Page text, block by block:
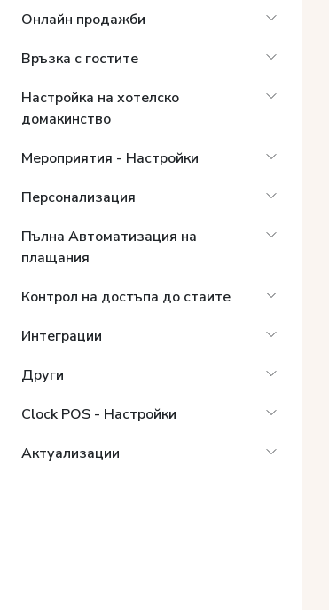
Онлайн продажби
Връзка с гостите
Настройка на хотелско
домакинство
Мероприятия - Настройки
Персонализация
Пълна Автоматизация на
плащания
Контрол на достъпа до стаите
Интеграции
Други
Clock POS - Настройки
Актуализации